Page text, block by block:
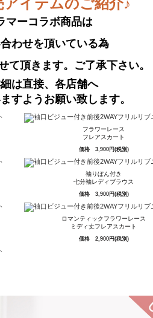
イテムのご紹介♪
マーコラボ商品は
わせを頂いている為
て頂きます。ご了承下さい。
は直接、各店舗へ
すようお願い致します。
フラワーレース
フレアスカート
価格 3,900円(税別)
袖りぼん付き
七分袖レディブラウス
価格 3,900円(税別)
ロマンティックフラワーレース
ミディ丈フレアスカート
価格 2,900円(税別)